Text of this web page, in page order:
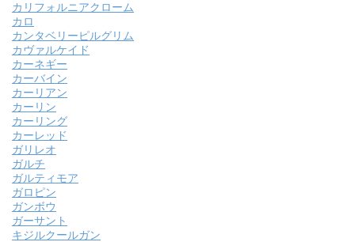
カリフォルニアクローム
カロ
カンタベリーピルグリム
カヴァルケイド
カーネギー
カーバイン
カーリアン
カーリン
カーリング
カーレッド
ガリレオ
ガルチ
ガルティモア
ガロピン
ガンボウ
ガーサント
キジルクールガン